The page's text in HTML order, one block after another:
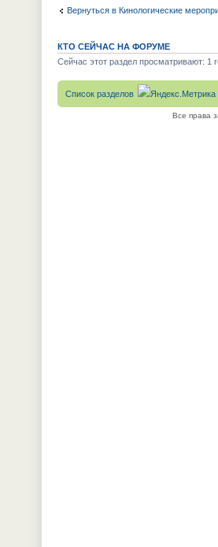
Вернуться в Кинологические
КТО СЕЙЧАС НА ФОРУМЕ
Сейчас этот раздел просматривают: 1
Список разделов
Все права